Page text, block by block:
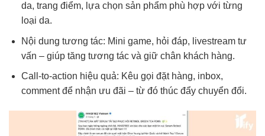
da, trang điểm, lựa chọn sản phẩm phù hợp với từng
loại da.
Nội dung tương tác: Mini game, hỏi đáp, livestream tư
vấn – giúp tăng tương tác và giữ chân khách hàng.
Call-to-action hiệu quả: Kêu gọi đặt hàng, inbox,
comment để nhận ưu đãi – từ đó thúc đẩy chuyển đổi.